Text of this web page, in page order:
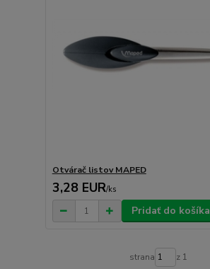
Otvárač listov MAPED
3,28 EUR/ks
Pridať do košíka
strana z 1